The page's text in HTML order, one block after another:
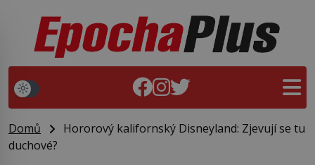
Domů
Hororový kalifornský Disneyland: Zjevují se tu
duchové?